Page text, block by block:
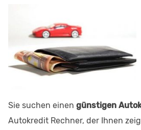
Sie suchen einen günstigen
Autokredit Rechner, der Ihnen